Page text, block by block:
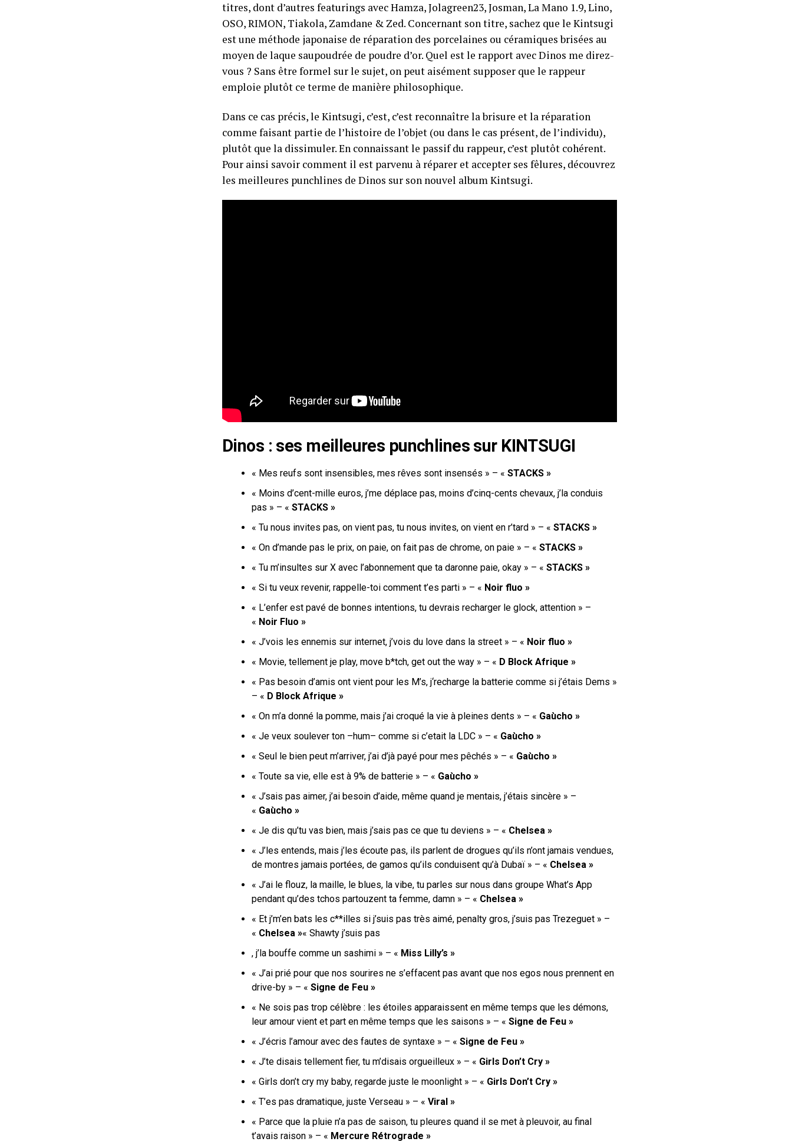
titres, dont d’autres featurings avec Hamza, Jolagreen23, Josman, La Mano 1.9, Lino,
OSO, RIMON, Tiakola, Zamdane & Zed. Concernant son titre, sachez que le Kintsugi
est une méthode japonaise de réparation des porcelaines ou céramiques brisées au
moyen de laque saupoudrée de poudre d’or. Quel est le rapport avec Dinos me direz-
vous ? Sans être formel sur le sujet, on peut aisément supposer que le rappeur
emploie plutôt ce terme de manière philosophique.
Dans ce cas précis, le Kintsugi, c’est, c’est reconnaître la brisure et la réparation
comme faisant partie de l’histoire de l’objet (ou dans le cas présent, de l’individu),
plutôt que la dissimuler. En connaissant le passif du rappeur, c’est plutôt cohérent.
Pour ainsi savoir comment il est parvenu à réparer et accepter ses fêlures, découvrez
les meilleures punchlines de Dinos sur son nouvel album Kintsugi.
Dinos : ses meilleures punchlines sur KINTSUGI
« Mes reufs sont insensibles, mes rêves sont insensés » – « STACKS »
« Moins d’cent-mille euros, j’me déplace pas, moins d’cinq-cents chevaux, j’la conduis
pas » – « STACKS »
« Tu nous invites pas, on vient pas, tu nous invites, on vient en r’tard » – « STACKS »
« On d’mande pas le prix, on paie, on fait pas de chrome, on paie » – « STACKS »
« Tu m’insultes sur X avec l’abonnement que ta daronne paie, okay » – « STACKS »
« Si tu veux revenir, rappelle-toi comment t’es parti » – « Noir fluo »
« L’enfer est pavé de bonnes intentions, tu devrais recharger le glock, attention » –
« Noir Fluo »
« J’vois les ennemis sur internet, j’vois du love dans la street » – « Noir fluo »
« Movie, tellement je play, move b*tch, get out the way » – « D Block Afrique »
« Pas besoin d’amis ont viеnt pour les M’s, j‘recharge la battеrie comme si j’étais Dems »
– « D Block Afrique »
« On m’a donné la pomme, mais j’ai croqué la vie à pleines dents » – « Gaùcho »
« Je veux soulever ton –hum– comme si c’etait la LDC » – « Gaùcho »
« Seul le bien peut m’arriver, j’ai d’jà payé pour mes pêchés » – « Gaùcho »
« Toute sa vie, elle est à 9% de batterie » – « Gaùcho »
« J’sais pas aimer, j’ai besoin d’aide, même quand je mentais, j’étais sincère » –
« Gaùcho »
« Je dis qu’tu vas bien, mais j’sais pas ce que tu deviens » – « Chelsea »
« J’les entends, mais j’les écoute pas, ils parlent de drogues qu’ils n’ont jamais vendues,
de montres jamais portées, de gamos qu’ils conduisent qu’à Dubaï » – « Chelsea »
« J’ai le flouz, la maille, le blues, la vibe, tu parles sur nous dans groupe What’s App
pendant qu’des tchos partouzent ta femme, damn » – « Chelsea »
« Et j’m’en bats les c**illes si j’suis pas très aimé, penalty gros, j’suis pas Trezeguet » –
« Chelsea »« Shawty j’suis pas
, j’la bouffe comme un sashimi » – « Miss Lilly’s »
« J’ai prié pour que nos sourires ne s’effacent pas avant que nos egos nous prennent en
drive-by » – « Signe de Feu »
« Ne sois pas trop célèbre : les étoiles apparaissent en même temps que les démons,
leur amour vient et part en même temps que les saisons » – « Signe de Feu »
« J’écris l’amour avec des fautes de syntaxe » – « Signe de Feu »
« J’te disais tellement fier, tu m’disais orgueilleux » – « Girls Don’t Cry »
« Girls don’t cry my baby, regarde juste le moonlight » – « Girls Don’t Cry »
« T’es pas dramatique, juste Verseau » – « Viral »
« Parce que la pluie n’a pas de saison, tu pleures quand il se met à pleuvoir, au final
t’avais raison » – « Mercure Rétrograde »